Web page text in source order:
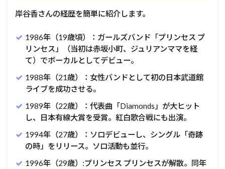
岸谷香さんの経歴を簡単に紹介します。
1986年（19歳頃）：ガールズバンド「プリンセス プ
リンセス」（当初は赤坂小町、ジュリアンママを経
て）でボーカルとしてデビュー。
1988年（21歳）：女性バンドとして初の日本武道館
ライブを成功させる。
1989年（22歳）：代表曲「Diamonds」が大ヒット
し、日本有線大賞を受賞。紅白歌合戦にも出演。
1994年（27歳）：ソロデビューし、シングル「奇跡
の時」をリリース。ソロ活動も並行。
1996年（29歳）:プリンセス プリンセスが解散。同年